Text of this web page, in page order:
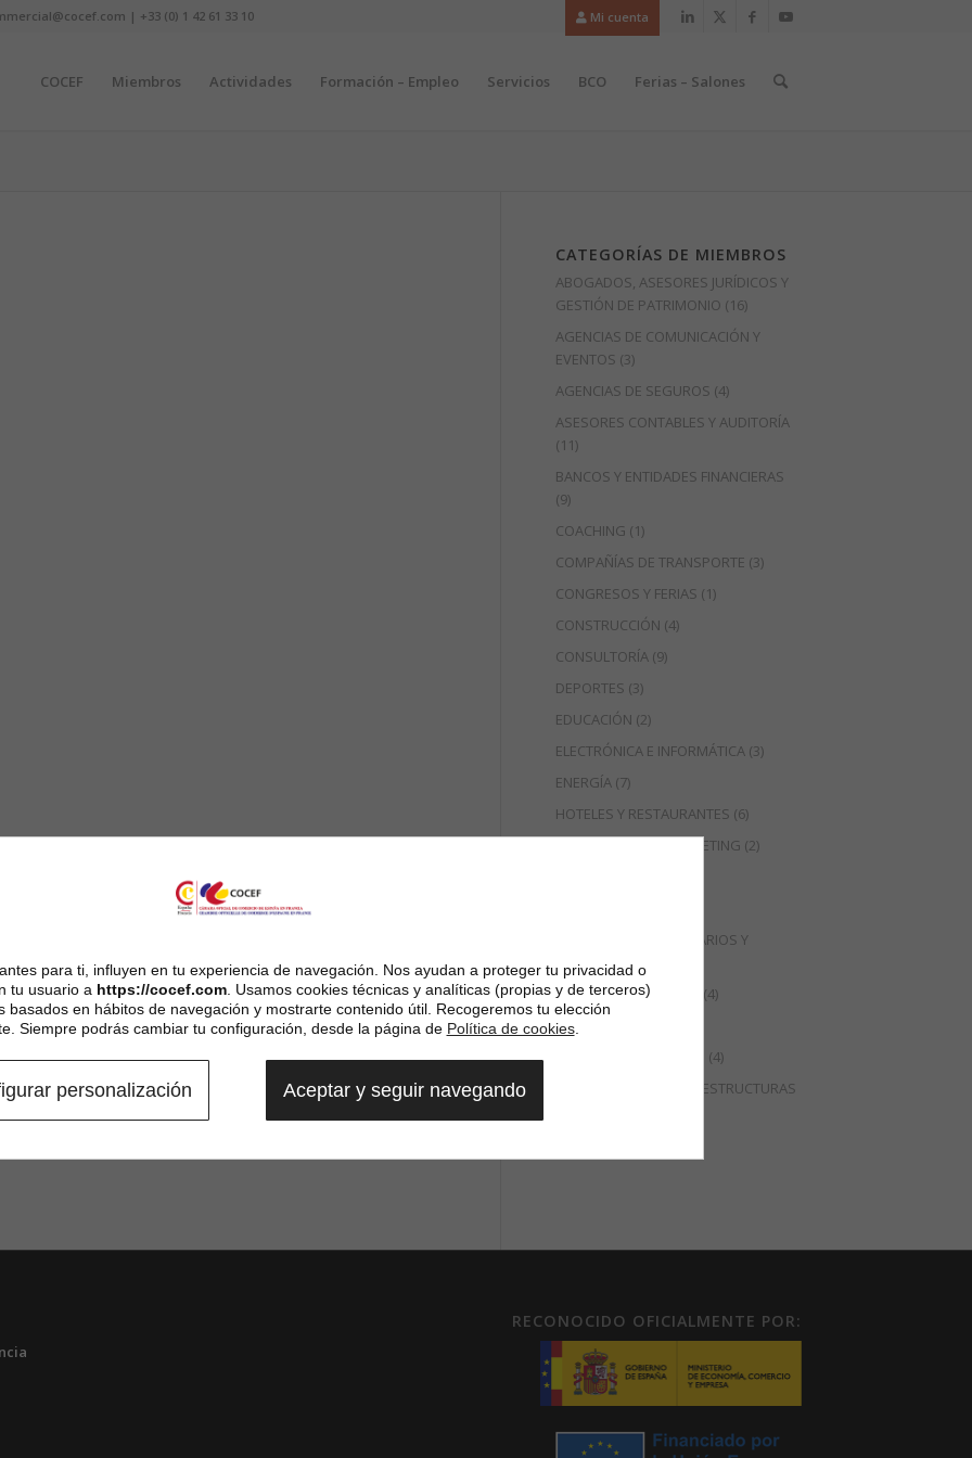
Mi cuenta
| +33 (0) 1 42 61 33 10
COCEF Miembros Actividades Formación – Empleo Servicios BCO Ferias – Salones
CATEGORÍAS DE MIEMBROS
ABOGADOS, ASESORES JURÍDICOS Y
GESTIÓN DE PATRIMONIO (16)
AGENCIAS DE COMUNICACIÓN Y
EVENTOS (3)
AGENCIAS DE SEGUROS (4)
ASESORES CONTABLES Y AUDITORÍA
(11)
BANCOS Y ENTIDADES FINANCIERAS
(9)
COACHING (1)
COMPAÑÍAS DE TRANSPORTE (3)
CONGRESOS Y FERIAS (1)
CONSTRUCCIÓN (4)
CONSULTORÍA(9)
DEPORTES (3)
EDUCACIÓN (2)
ELECTRÓNICA E INFORMÁTICA(3)
ENERGÍA(7)
HOTELES Y RESTAURANTES (6)
MANAGEMENT Y MARKETING (2)
PRODUCTOS ALIMENTARIOS Y
BEBIDAS (9)
RECURSOS HUMANOS
(4)
RESTAURACIÓN
(4)
TRANSPORTES E INFRAESTRUCTURAS
RECONOCIDO OFICIALMENTE POR:
para ti, influyen en tu experiencia de navegación. Nos ayudan a proteger tu privacidad o
tu usuario a https://cocef.com. Usamos cookies técnicas y analíticas (propias y de terceros)
basados en hábitos de navegación y mostrarte contenido útil. Recogeremos tu elección
Siempre podrás cambiar tu configuración, desde la página de Política de cookies.
personalización Aceptar y seguir navegando